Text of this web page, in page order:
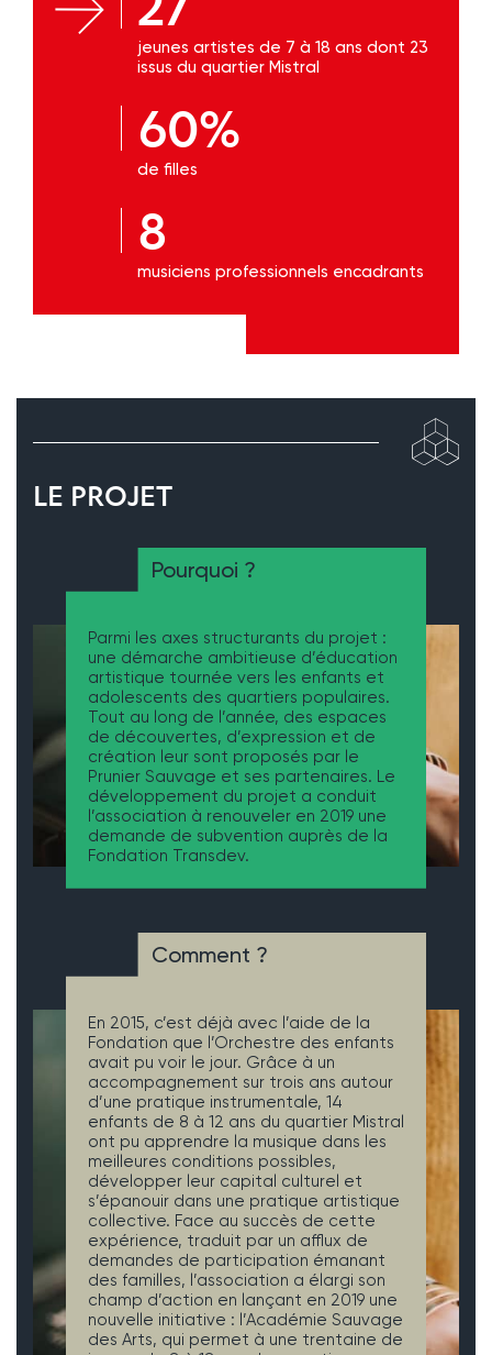
jeunes artistes de 7 à 18 ans dont 23
issus du quartier Mistral
60%
de filles
8
musiciens professionnels encadrants
LE PROJET
Pourquoi ?
Parmi les axes structurants du projet :
une démarche ambitieuse d’éducation
artistique tournée vers les enfants et
adolescents des quartiers populaires.
Tout au long de l’année, des espaces
de découvertes, d’expression et de
création leur sont proposés par le
Prunier Sauvage et ses partenaires. Le
développement du projet a conduit
l’association à renouveler en 2019 une
demande de subvention auprès de la
Fondation Transdev.
Comment ?
En 2015, c’est déjà avec l’aide de la
Fondation que l’Orchestre des enfants
avait pu voir le jour. Grâce à un
accompagnement sur trois ans autour
d’une pratique instrumentale, 14
enfants de 8 à 12 ans du quartier Mistral
ont pu apprendre la musique dans les
meilleures conditions possibles,
développer leur capital culturel et
s’épanouir dans une pratique artistique
collective. Face au succès de cette
expérience, traduit par un afflux de
demandes de participation émanant
des familles, l’association a élargi son
champ d’action en lançant en 2019 une
nouvelle initiative : l’Académie Sauvage
des Arts, qui permet à une trentaine de